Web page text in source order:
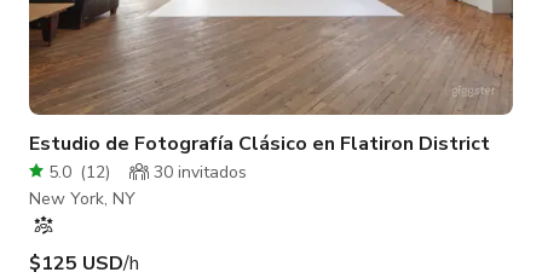
Estudio de Fotografía Clásico en Flatiron District
5.0 (12)
30 invitados
New York, NY
$125 USD/h